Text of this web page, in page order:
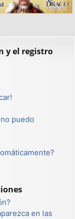
ar rs
s
c
r
y el registro
puedo
en las